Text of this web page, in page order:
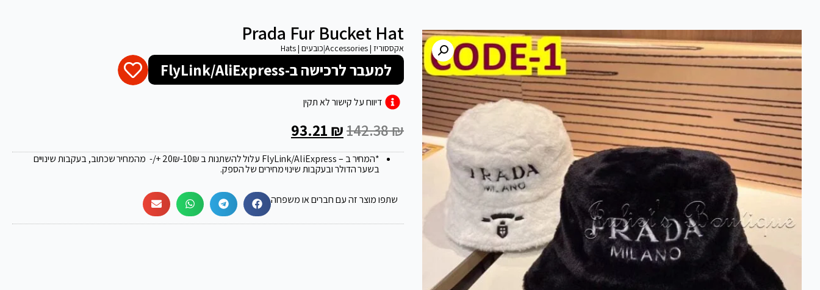
Prada Fur Bucket Hat
אקססוריז | Accessories |כובעים | Hats
למעבר לרכישה ב-FlyLink/AliExpress
דיווח על קישור לא תקין
142.38₪
93.21 ₪
*המחיר ב – FlyLink/AliExpress עלול להשתנות ב 20 ₪
-10₪ +/- מהמחיר שכתוב, בעקבות שינויים
בשער הדולר ובעקבות שינוי מחירים של הספק.
שתפו מוצר זה עם חברים או משפחה